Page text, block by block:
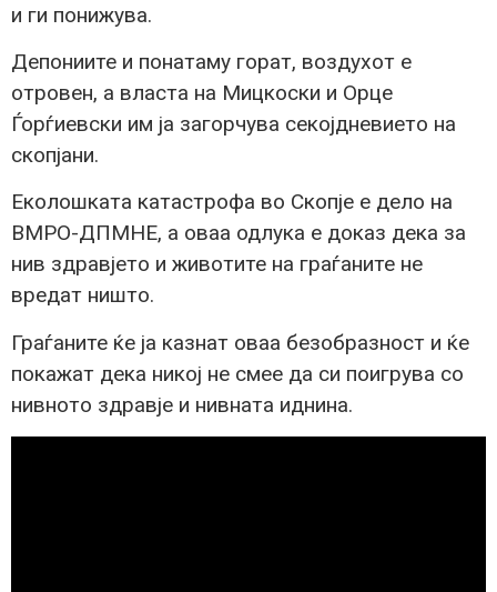
и ги понижува.
Депониите и понатаму горат, воздухот е
отровен, а власта на Мицкоски и Орце
Ѓорѓиевски им ја загорчува секојдневието на
скопјани.
Еколошката катастрофа во Скопје е дело на
ВМРО-ДПМНЕ, а оваа одлука е доказ дека за
нив здравјето и животите на граѓаните не
вредат ништо.
Граѓаните ќе ја казнат оваа безобразност и ќе
покажат дека никој не смее да си поигрува со
нивното здравје и нивната иднина.